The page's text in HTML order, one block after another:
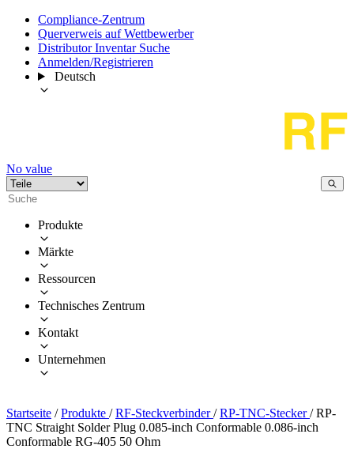
Compliance-Zentrum
Querverweis auf Wettbewerber
Distributor Inventar Suche
Anmelden/Registrieren
Deutsch
No value
Produkte
Märkte
Ressourcen
Technisches Zentrum
Kontakt
Unternehmen
Startseite / Produkte / RF-Steckverbinder/ RP-TNC-Stecker/ RP-
TNC Straight Solder Plug 0.085-inch Conformable 0.086-inch
Conformable RG-405 50 Ohm